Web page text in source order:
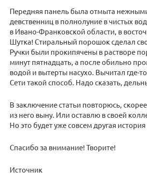
Передняя панель была отмыта
девственниц в полнолуние в чистых
в Ивано-Франковской области, в
Шутка! Стиральный порошок сделал
Ручки были прокипячены в растворе
минут пятнадцать, а после обильно
водой и вытерты насухо. Вычитал где-
Сети такой способ. Надо сказать,
В заключение статьи повторюсь,
из него выну. Или оставлю в своей
Но это будет уже совсем другая история
Спасибо за внимание! Творите!
Источник